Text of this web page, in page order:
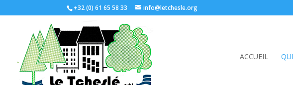
+32 (0) 61 65 58 33 info@letchesle.org
ACCUEIL